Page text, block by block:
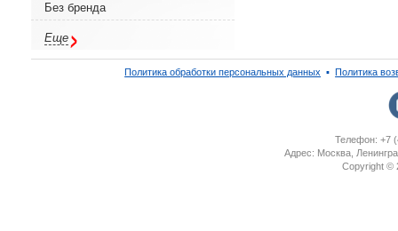
Без бренда
Еще
Политика обработки персональных данных ▪ Политика
Телефон: +7
Адрес: Москва,
Copyright ©